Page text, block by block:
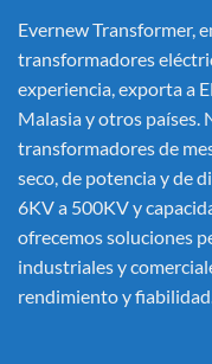
Evernew Transformer,
transformadores
experiencia, exporta a
Malasia y otros países.
transformadores de
seco, de potencia y de
6KV a 500KV y
ofrecemos soluciones
industriales y
rendimiento y